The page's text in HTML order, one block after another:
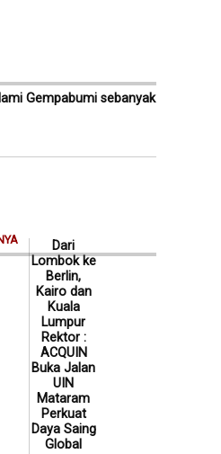
Gempabumi sebanyak
Dari
Lombok ke
Berlin,
Kairo dan
Kuala
Lumpur
Rektor :
ACQUIN
Buka Jalan
UIN
Mataram
Perkuat
Daya Saing
Global